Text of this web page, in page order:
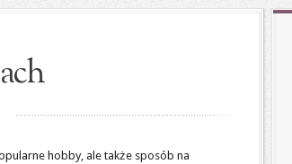
hobby, ale także sposób na